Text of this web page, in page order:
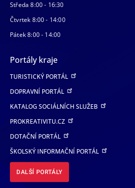
Středa 8:00 - 16:30
Čtvrtek 8:00 - 14:00
Pátek 8:00 - 14:00
Portály kraje
TURISTICKÝ PORTÁL
DOPRAVNÍ PORTÁL
KATALOG SOCIÁLNÍCH SLUŽEB
PROKREATIVITU.CZ
DOTAČNÍ PORTÁL
ŠKOLSKÝ INFORMAČNÍ PORTÁL
DALŠÍ PORTÁLY